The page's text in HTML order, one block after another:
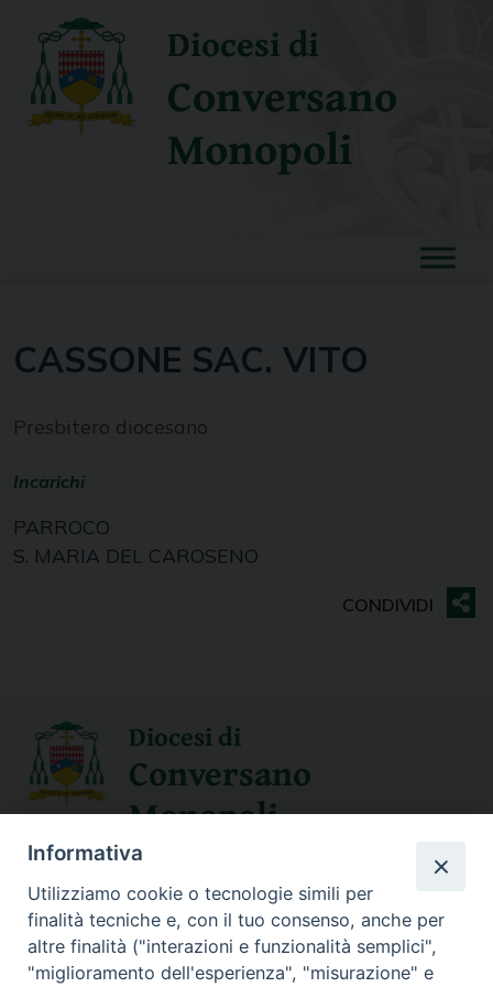
content
Diocesi di
Conversano
Monopoli
CASSONE SAC. VITO
Presbitero diocesano
Incarichi
PARROCO
S. MARIA DEL CAROSENO
Diocesi di
Conversano
Monopoli
SEGUICI SU
Informativa
Utilizziamo cookie o tecnologie simili per
finalità tecniche e, con il tuo consenso, anche per
altre finalità ("interazioni e funzionalità semplici",
"miglioramento dell'esperienza", "misurazione" e